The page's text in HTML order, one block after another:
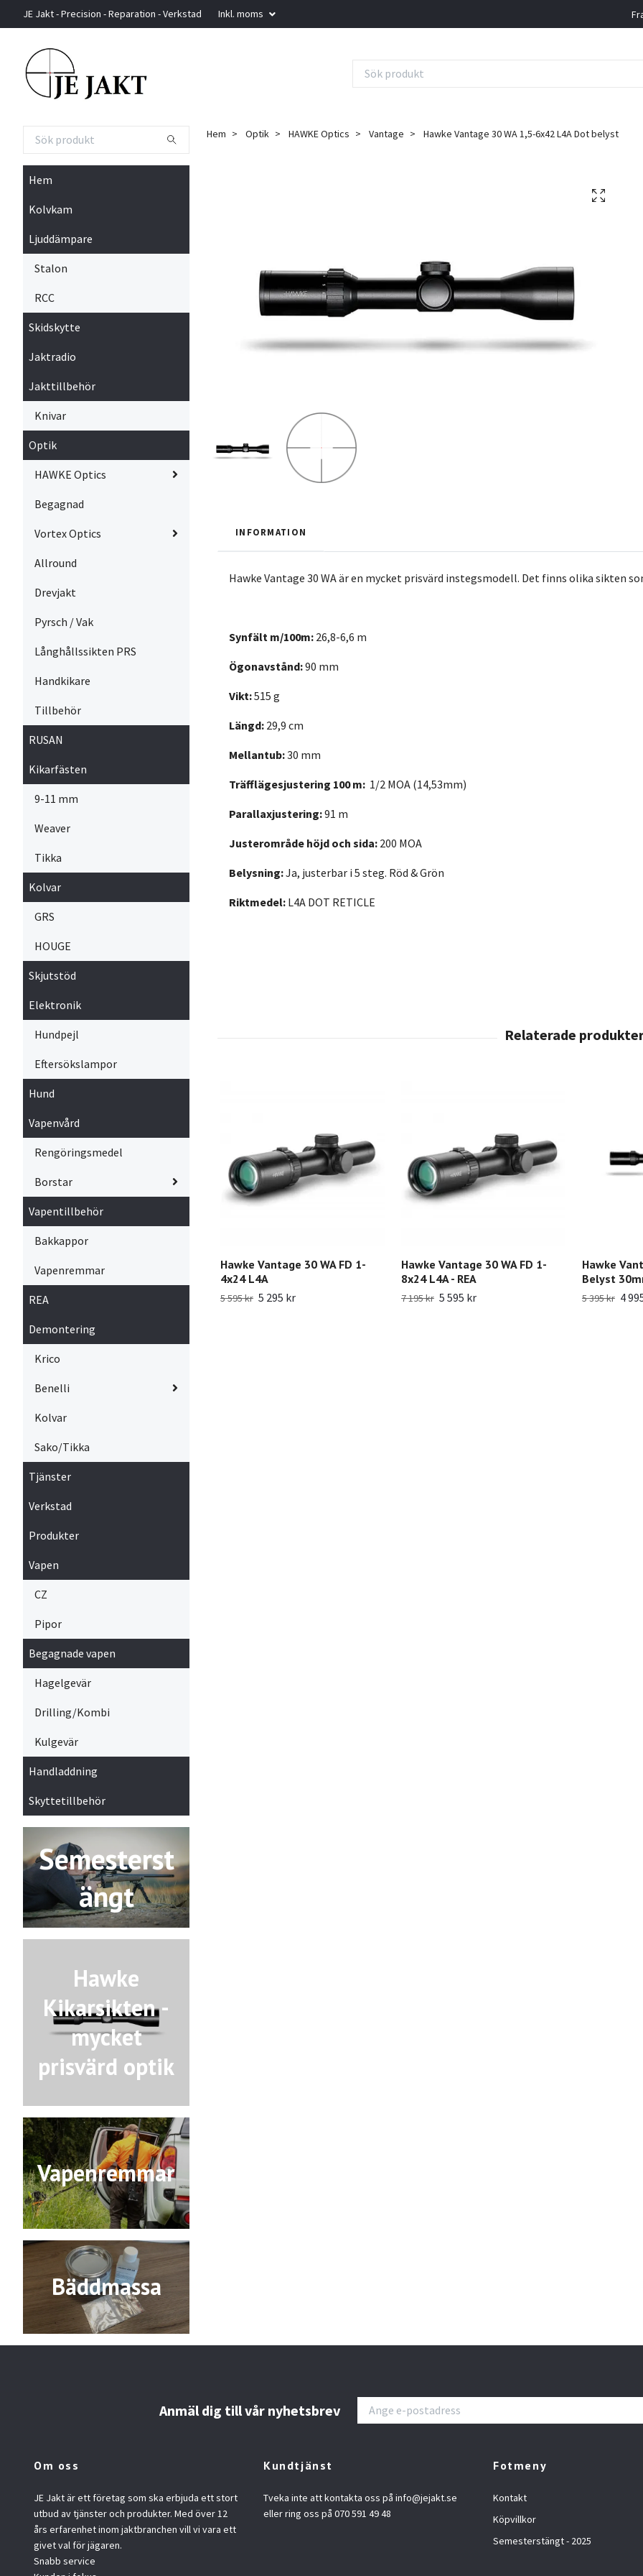
JE Jakt - Precision - Reparation - Verkstad Inkl. moms
Hem
Kolvkam
Ljuddämpare
Stalon
RCC
Skidskytte
Jaktradio
Jakttillbehör
Knivar
Optik
HAWKE Optics
Begagnad
Vortex Optics
Allround
Drevjakt
Pyrsch / Vak
Långhållssikten PRS
Handkikare
Tillbehör
RUSAN
Kikarfästen
9-11 mm
Weaver
Tikka
Kolvar
GRS
HOUGE
Skjutstöd
Elektronik
Hundpejl
Eftersökslampor
Hund
Vapenvård
Rengöringsmedel
Borstar
Vapentillbehör
Bakkappor
Vapenremmar
REA
Demontering
Krico
Benelli
Kolvar
Sako/Tikka
Tjänster
Verkstad
Produkter
Vapen
CZ
Pipor
Begagnade vapen
Hagelgevär
Drilling/Kombi
Kulgevär
Handladdning
Skyttetillbehör
Semesterst
ängt
Hawke
Kikarsikten -
mycket
prisvärd optik
Vapenremmar
Bäddmassa
Hem Optik HAWKE Optics Vantage Hawke Vantage 30 WA 1,5-6x42 L4A Dot belyst
INFORMATION
Hawke Vantage 30 WA är en mycket prisvärd instegsmodell. Det finns olika sikten
Synfält m/100m: 26,8-6,6 m
Ögonavstånd:90 mm
Vikt:515 g
Längd: 29,9 cm
Mellantub:30 mm
Träfflägesjustering 100 m: 1/2 MOA (14,53mm)
Parallaxjustering:91 m
Justerområde höjd och sida: 200 MOA
Belysning:Ja, justerbar i 5 steg. Röd & Grön
Riktmedel: L4A DOT RETICLE
Hawke Vantage 30 WA FD 1-
4x24 L4A
5 595 kr 5 295 kr
Hawke Vantage 30 WA FD 1-
8x24 L4A - REA
7 195 kr 5 595 kr
Hawke
Belyst
5 395 kr 4
Anmäl dig till vår nyhetsbrev
Om oss
JE Jakt är ett företag som ska erbjuda ett stort
utbud av tjänster och produkter. Med över 12
års erfarenhet inom jaktbranchen vill vi vara ett
givet val för jägaren.
Snabb service
Kundtjänst
Tveka inte att kontakta oss på info@jejakt.se
eller ring oss på 070 591 49 48
Fotmeny
Kontakt
Köpvillkor
Semesterstängt - 2025